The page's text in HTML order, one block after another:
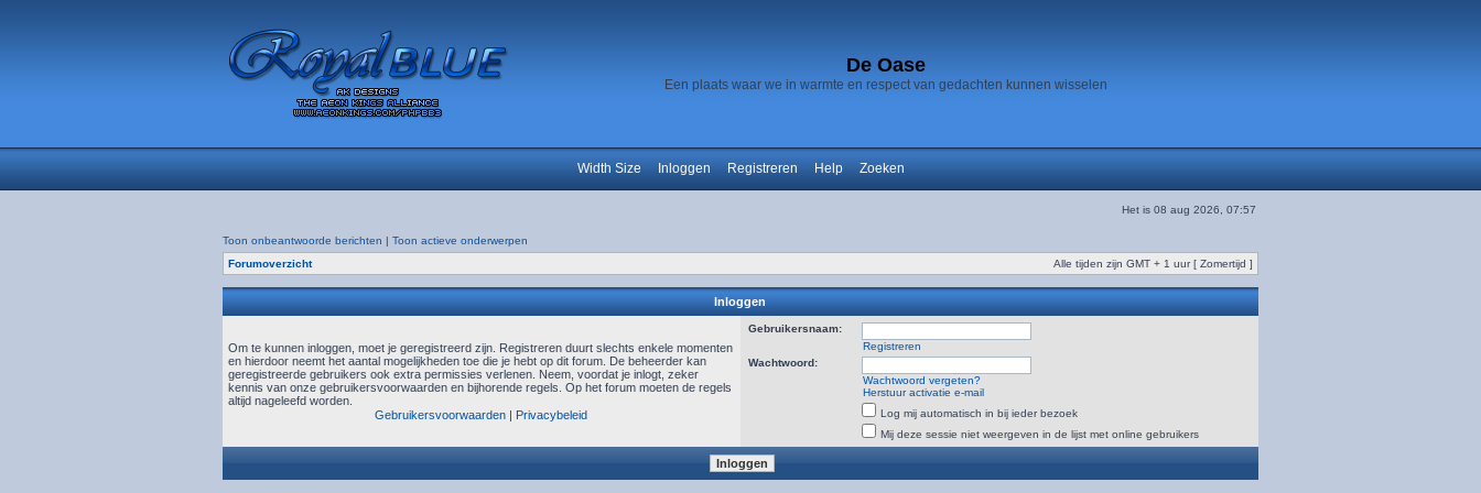
De Oase
Een plaats waar we in warmte en respect van gedachten kunnen wisselen
Width Size Inloggen Registreren Help Zoeken
Het is 08 aug 2026, 07:57
Toon onbeantwoorde berichten | Toon actieve onderwerpen
Forumoverzicht
Alle tijden zijn GMT + 1 uur [ Zomertijd ]
Inloggen
Om te kunnen inloggen, moet je geregistreerd zijn. Registreren duurt slechts enkele momenten
en hierdoor neemt het aantal mogelijkheden toe die je hebt op dit forum. De beheerder kan
geregistreerde gebruikers ook extra permissies verlenen. Neem, voordat je inlogt, zeker
kennis van onze gebruikersvoorwaarden en bijhorende regels. Op het forum moeten de regels
altijd nageleefd worden.
Gebruikersvoorwaarden | Privacybeleid
Gebruikersnaam:
Registreren
Wachtwoord:
Wachtwoord vergeten?
Herstuur activatie e-mail
Log mij automatisch in bij ieder bezoek
Mij deze sessie niet weergeven in de lijst met online gebruikers